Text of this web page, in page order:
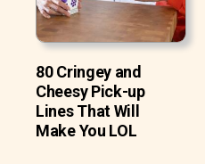
80 Cringey and
Cheesy Pick-up
Lines That Will
Make You LOL